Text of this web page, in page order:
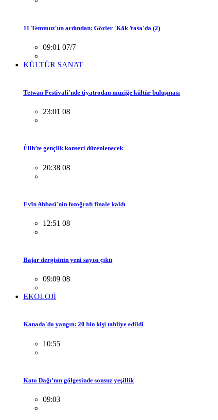
11 Temmuz'un ardından: Gözler 'Kök Yasa'da (2)
09:01 07/7
KÜLTÜR SANAT
Tetwan Festivali’nde tiyatrodan müziğe kültür buluşması
23:01 08
Êlih’te gençlik konseri düzenlenecek
20:38 08
Evîn Abbasî'nin fotoğrafı finale kaldı
12:51 08
Bajar dergisinin yeni sayısı çıktı
09:09 08
EKOLOJİ
Kanada'da yangın: 20 bin kişi tahliye edildi
10:55
Kato Dağı’nın gölgesinde sonsuz yeşillik
09:03